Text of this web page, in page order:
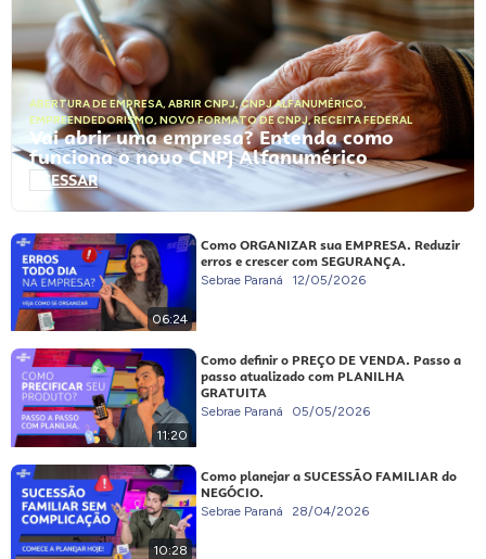
ABERTURA DE EMPRESA, ABRIR CNPJ,CNPJ ALFANUMÉRICO,
EMPREENDEDORISMO, NOVO FORMATO DE CNPJ,RECEITA FEDERAL
Vai abrir uma empresa? Entenda como
funciona o novo CNPJ Alfanumérico
ACESSAR
06:24
Como ORGANIZAR sua EMPRESA. Reduzir
erros e crescer com SEGURANÇA.
Sebrae Paraná 12/05/2026
11:20
Como definir o PREÇO DE VENDA. Passo a
passo atualizado com PLANILHA
GRATUITA
Sebrae Paraná 05/05/2026
10:28
Como planejar a SUCESSÃO FAMILIAR do
NEGÓCIO.
Sebrae Paraná 28/04/2026